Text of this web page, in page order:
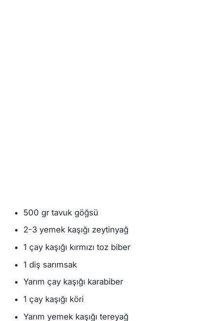
500 gr tavuk göğsü
2-3 yemek kaşığı zeytinyağ
1 çay kaşığı kırmızı toz biber
1 diş sarımsak
Yarım çay kaşığı karabiber
1 çay kaşığı köri
Yarım yemek kaşığı tereyağ